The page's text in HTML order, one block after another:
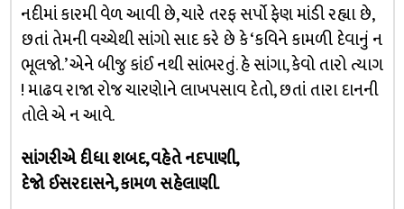
નદીમાં કારમી વેળ આવી છે, ચારે તરફ સર્પો ફેણ માંડી રહ્યા છે,
છતાં તેમની વચ્ચેથી સાંગો સાદ કરે છે કે ‘કવિને કામળી દેવાનું ન
ભૂલજો.’ એને બીજુ કાંઈ નથી સાંભરતું. હે સાંગા, કેવો તારો ત્યાગ
! માઢવ રાજા રોજ ચારણેાને લાખપસાવ દેતો, છતાં તારા દાનની
તોલે એ ન આવે.
સાંગરીએ દીધા શબદ, વહેતે નદપાણી,
દેજો ઈસરદાસને, કામળ સહેલાણી.